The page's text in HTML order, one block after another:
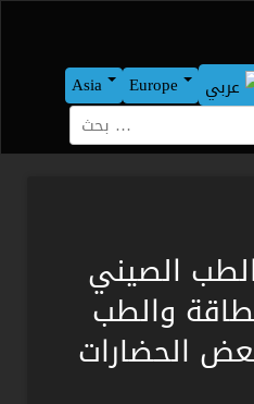
Asia Europe
بحث
الصيني
والطب
الحضارات